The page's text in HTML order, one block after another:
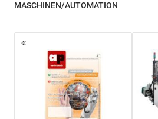
MASCHINEN/AUTOMATION